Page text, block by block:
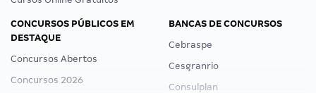
CONCURSOS PÚBLICOS EM
DESTAQUE
Concursos Abertos
Concursos 2026
BANCAS DE CONCURSOS
Cebraspe
Cesgranrio
Consulplan